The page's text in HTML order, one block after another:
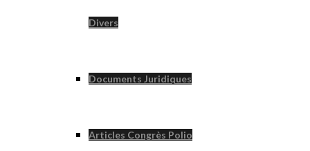
Divers
Documents Juridiques
Articles Congrès Polio